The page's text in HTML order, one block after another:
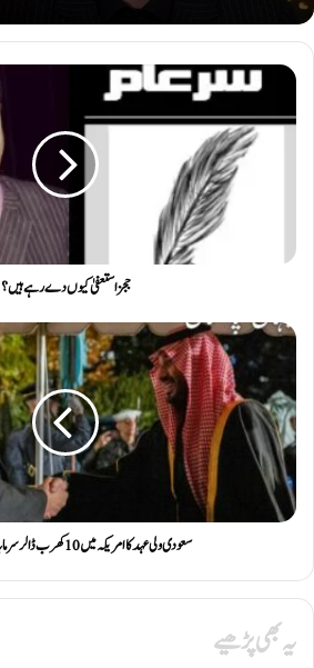
ججز استعفیٰ کیوں دے رہے ہیں ؟
سعودی ولی عہد کا امریکہ میں 10 کھرب ڈالر سرمایہ کاری کا اعلان
یہ بھی پڑھیے